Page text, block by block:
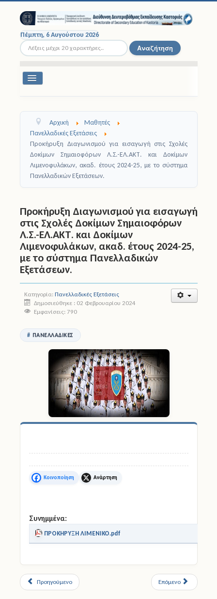
Πέμπτη, 6 Αυγούστου 2026
Αναζήτηση... Αναζήτηση
Εναλλαγή
Σχολικές Μονάδες
Εκπαιδευτικοί
Μαθητές
Νομοθεσία
Άδειες
Έντυπα
Ηλεκτρονικές Υπηρεσίες
Αρχική
Μαθητές
Πανελλαδικές Εξετάσεις
Προκήρυξη Διαγωνισμού για εισαγωγή στις Σχολές
Δοκίμων Σημαιοφόρων Λ.Σ.-ΕΛ.ΑΚΤ. και Δοκίμων
Λιμενοφυλάκων, ακαδ. έτους 2024-25, με το σύστημα
Πανελλαδικών Εξετάσεων.
Προκήρυξη Διαγωνισμού για εισαγωγή
στις Σχολές Δοκίμων Σημαιοφόρων
Λ.Σ.-ΕΛ.ΑΚΤ. και Δοκίμων
Λιμενοφυλάκων, ακαδ. έτους 2024-25,
με το σύστημα Πανελλαδικών
Εξετάσεων.
Κατηγορία: Πανελλαδικές Εξετάσεις
Δημοσιεύθηκε : 02 Φεβρουαρίου 2024
Εμφανίσεις: 790
ΠΑΝΕΛΛΑΔΙΚΈΣ
Facebook X
Συνημμένα:
ΠΡΟΚΗΡΥΞΗ ΛΙΜΕΝΙΚΟ.pdf
Προηγούμενο Επόμενο